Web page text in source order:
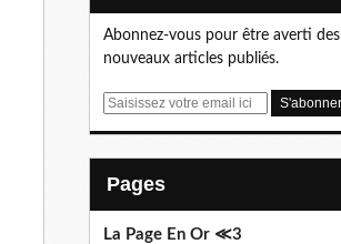
Abonnez-vous pour être averti des
nouveaux articles publiés.
E
Pages
La Page En Or ≪3